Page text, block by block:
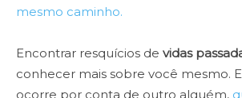
mesmo caminho.
Encontrar resquícios de vidas
conhecer mais sobre você mesmo.
ocorre por conta de outro alguém,